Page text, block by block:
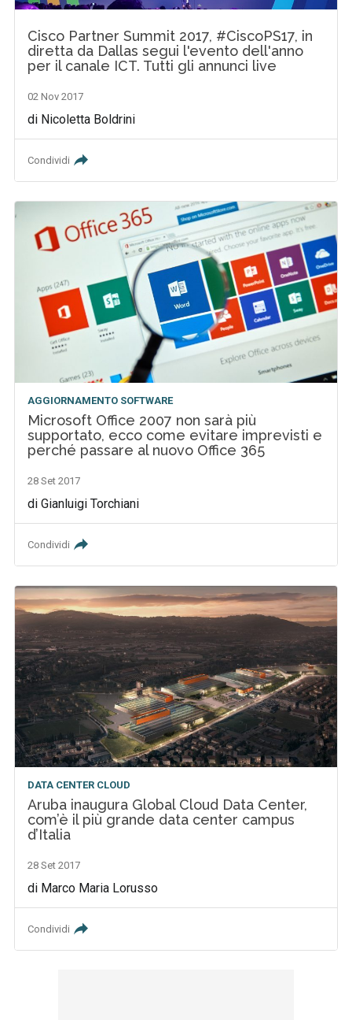
Cisco Partner Summit 2017, #CiscoPS17, in
diretta da Dallas segui l'evento dell'anno
per il canale ICT. Tutti gli annunci live
02 Nov 2017
di Nicoletta Boldrini
Condividi
AGGIORNAMENTO SOFTWARE
Microsoft Office 2007 non sarà più
supportato, ecco come evitare imprevisti e
perché passare al nuovo Office 365
28 Set 2017
di Gianluigi Torchiani
Condividi
DATA CENTER CLOUD
Aruba inaugura Global Cloud Data Center,
com’è il più grande data center campus
d’Italia
28 Set 2017
di Marco Maria Lorusso
Condividi